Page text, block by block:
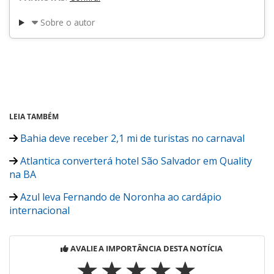
Sobre o autor
LEIA TAMBÉM
Bahia deve receber 2,1 mi de turistas no carnaval
Atlantica converterá hotel São Salvador em Quality
na BA
Azul leva Fernando de Noronha ao cardápio
internacional
AVALIE A IMPORTÂNCIA DESTA NOTÍCIA